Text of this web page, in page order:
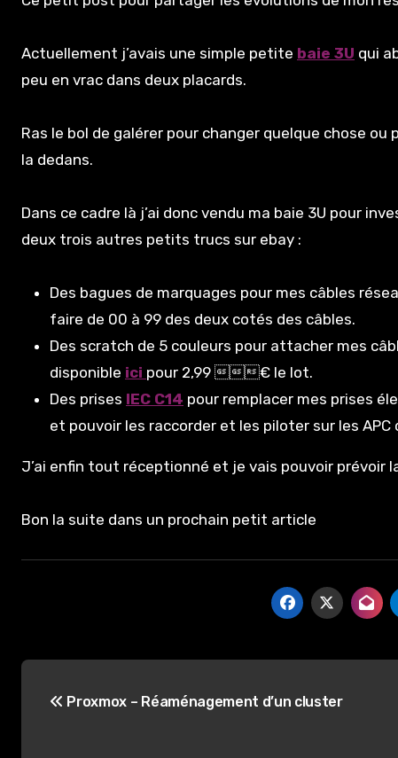
Actuellement j’avais une simple petite baie 3U qui
peu en vrac dans deux placards.
Ras le bol de galérer pour changer quelque chose
la dedans.
Dans ce cadre là j’ai donc vendu ma baie 3U pour
deux trois autres petits trucs sur ebay :
Des bagues de marquages pour mes câbles
faire de 00 à 99 des deux cotés des câbles.
Des scratch de 5 couleurs pour attacher mes
disponible ici pour 2,99 € le lot.
Des prises IEC C14 pour remplacer mes prises
et pouvoir les raccorder et les piloter sur les APC
J’ai enfin tout réceptionné et je vais pouvoir prévoir
Bon la suite dans un prochain petit article
de
Proxmox – Réaménagement d’un cluster